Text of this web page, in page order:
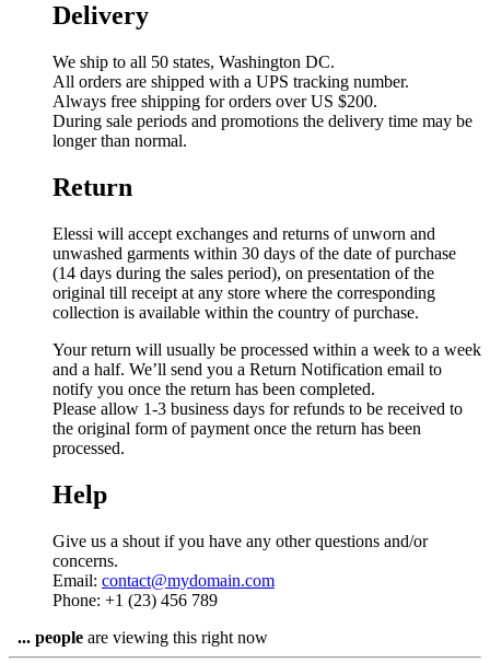
Delivery
We ship to all 50 states, Washington DC.
All orders are shipped with a UPS tracking number.
Always free shipping for orders over US $200.
During sale periods and promotions the delivery time may be
longer than normal.
Return
Elessi will accept exchanges and returns of unworn and
unwashed garments within 30 days of the date of purchase
(14 days during the sales period), on presentation of the
original till receipt at any store where the corresponding
collection is available within the country of purchase.
Your return will usually be processed within a week to a week
and a half. We’ll send you a Return Notification email to
notify you once the return has been completed.
Please allow 1-3 business days for refunds to be received to
the original form of payment once the return has been
processed.
Help
Give us a shout if you have any other questions and/or
concerns.
Email: contact@mydomain.com
Phone: +1 (23) 456 789
... people are viewing this right now